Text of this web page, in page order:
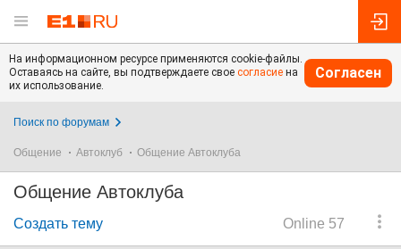
На информационном ресурсе применяются cookie-файлы.
Оставаясь на сайте, вы подтверждаете свое согласие на
их использование.
Согласен
Поиск по форумам
Общение Автоклуб Общение Автоклуба
Общение Автоклуба
Online 57
Создать тему